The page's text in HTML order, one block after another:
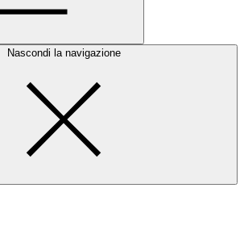
Nascondi la navigazione